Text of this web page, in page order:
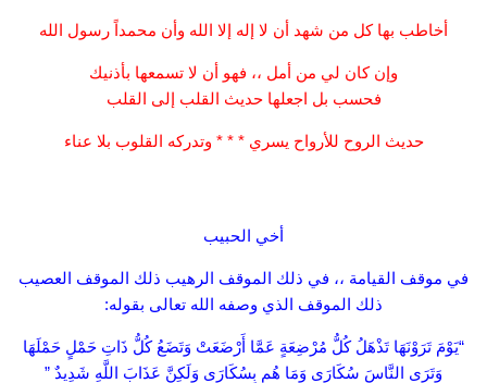
أخاطب بها كل من شهد أن لا إله إلا الله وأن محمداً رسول الله
وإن كان لي من أمل ،، فهو أن لا تسمعها بأذنيك
فحسب بل اجعلها حديث القلب إلى القلب
حديث الروح للأرواح يسري * * * وتدركه القلوب بلا عناء
أخي الحبيب
في موقف القيامة ،، في ذلك الموقف الرهيب ذلك الموقف العصيب
ذلك الموقف الذي وصفه الله تعالى بقوله:
“يَوْمَ تَرَوْنَهَا تَذْهَلُ كُلُّ مُرْضِعَةٍ عَمَّا أَرْضَعَتْ وَتَضَعُ كُلُّ ذَاتِ حَمْلٍ حَمْلَهَا
وَتَرَى النَّاسَ سُكَارَى وَمَا هُم بِسُكَارَى وَلَكِنَّ عَذَابَ اللَّهِ شَدِيدٌ ”